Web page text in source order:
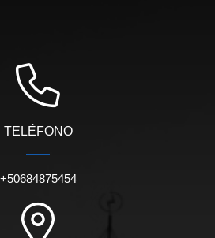
TELÉFONO
+50684875454